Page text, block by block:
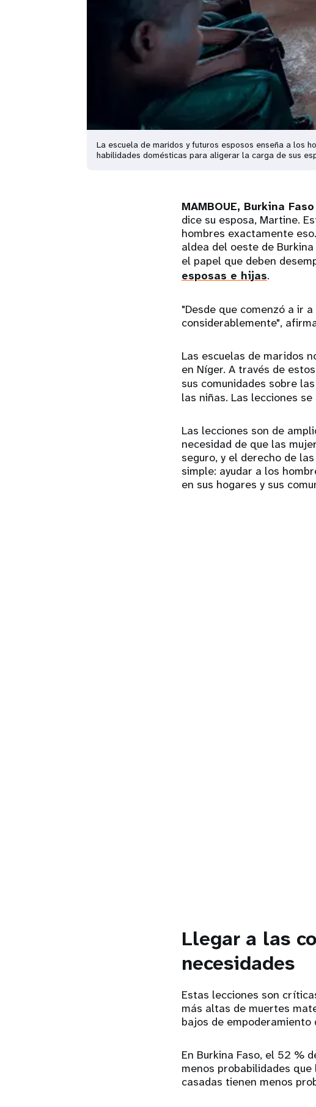
La escuela de maridos y futuros esposos enseña a los
habilidades domésticas para aligerar la carga de sus
MAMBOUE, Burkina Faso
dice su esposa, Martine.
hombres exactamente
aldea del oeste de
el papel que deben
esposas e hijas.
"Desde que comenzó a ir
considerablemente",
Las escuelas de maridos
en Níger. A través de
sus comunidades sobre
las niñas. Las lecciones
Las lecciones son de
necesidad de que las
seguro, y el derecho de
simple: ayudar a los
en sus hogares y sus
Llegar a las
necesidades
Estas lecciones son
más altas de muertes
bajos de empoderamiento
En Burkina Faso, el 52 %
menos probabilidades
casadas tienen menos